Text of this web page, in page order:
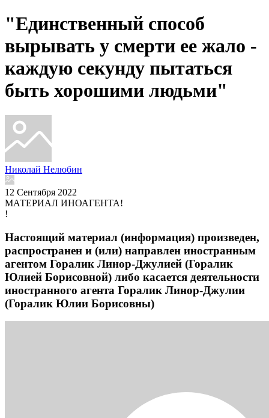
"Единственный способ
вырывать у смерти ее жало -
каждую секунду пытаться
быть хорошими людьми"
Николай Нелюбин
12 Сентября 2022
МАТЕРИАЛ ИНОАГЕНТА!
!
Настоящий материал (информация) произведен,
распространен и (или) направлен иностранным
агентом Горалик Линор-Джулией (Горалик
Юлией Борисовной) либо касается деятельности
иностранного агента Горалик Линор-Джулии
(Горалик Юлии Борисовны)